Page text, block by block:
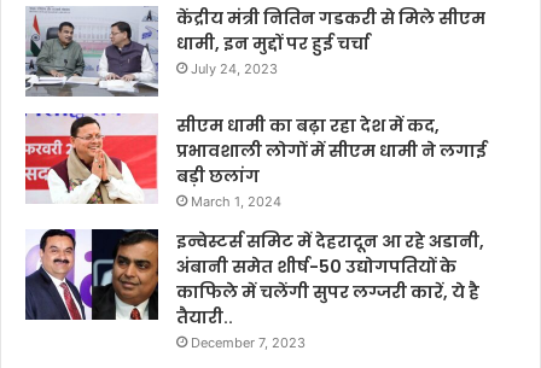
केंद्रीय मंत्री नितिन गडकरी से मिले सीएम
धामी, इन मुद्दों पर हुई चर्चा
July 24, 2023
सीएम धामी का बढ़ा रहा देश में कद,
प्रभावशाली लोगों में सीएम धामी ने लगाई
बड़ी छलांग
March 1, 2024
इन्वेस्टर्स समिट में देहरादून आ रहे अडानी,
अंबानी समेत शीर्ष-50 उद्योगपतियों के
काफिले में चलेंगी सुपर लग्जरी कारें, ये है
तैयारी..
December 7, 2023